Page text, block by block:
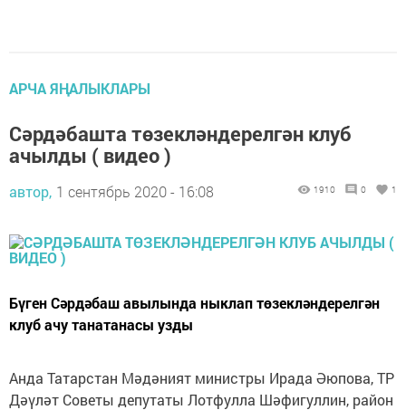
АРЧА ЯҢАЛЫКЛАРЫ
Сәрдәбашта төзекләндерелгән клуб
ачылды ( видео )
автор, 1 сентябрь 2020 - 16:08 1910 0 1
Бүген Сәрдәбаш авылында ныклап төзекләндерелгән
клуб ачу танатанасы узды
Анда Татарстан Мәдәният министры Ирада Әюпова, ТР
Дәүләт Советы депутаты Лотфулла Шәфигуллин, район